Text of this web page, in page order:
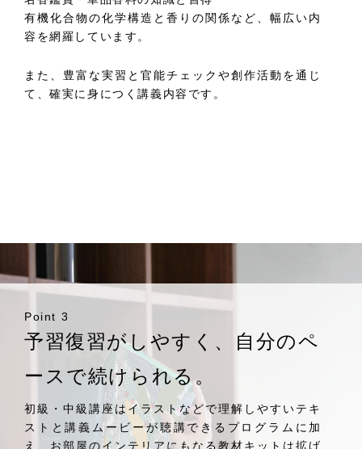
有機化合物の化学構造と香りの関係など、幅広い内
容を網羅しています。
また、豊富な実習と官能チェックや創作活動を通じ
て、確実に身につく講義内容です。
Point 3
予習復習がしやすく、自分のペ
ースで続けられる。
初級・中級講座はイラストなどで理解しやすいテキ
ストと講義ムービーが聴講できるプログラムに加
え、お部屋のインテリアにもなる教材キットは拡げ